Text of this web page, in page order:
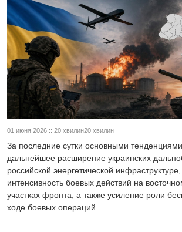
01 июня 2026 :: 20 хвилин20 хвилин
За последние сутки основными
дальнейшее расширение украинских
российской энергетической
интенсивность боевых действий на
участках фронта, а также усиление роли
ходе боевых операций.